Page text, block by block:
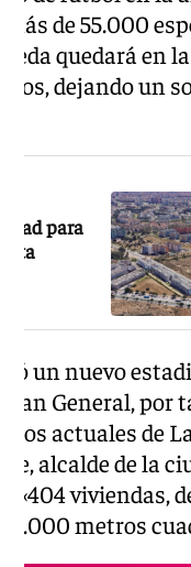
de 55.000
quedará en
dejando un
para
un nuevo
Plan General,
actuales de
alcalde de la
«404 viviendas,
metros